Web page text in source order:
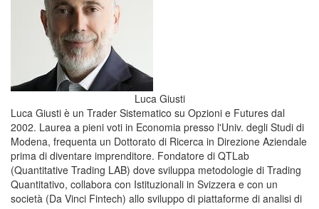
Luca Giusti
Luca Giusti è un Trader Sistematico su Opzioni e Futures dal
2002. Laurea a pieni voti in Economia presso l'Univ. degli Studi di
Modena, frequenta un Dottorato di Ricerca in Direzione Aziendale
prima di diventare imprenditore. Fondatore di QTLab
(Quantitative Trading LAB) dove sviluppa metodologie di Trading
Quantitativo, collabora con Istituzionali in Svizzera e con un
società (Da Vinci Fintech) allo sviluppo di piattaforme di analisi di